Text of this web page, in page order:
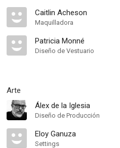
Caitlin Acheson
Maquilladora
Patricia Monné
Diseño de Vestuario
Arte
Álex de la Iglesia
Diseño de Producción
Eloy Ganuza
Settings